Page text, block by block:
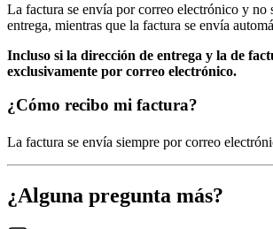
La factura se envía por correo electrónico y no
entrega, mientras que la factura se envía
Incluso si la dirección de entrega y la de
exclusivamente por correo electrónico.
¿Cómo recibo mi factura?
La factura se envía siempre por correo
¿Alguna pregunta más?